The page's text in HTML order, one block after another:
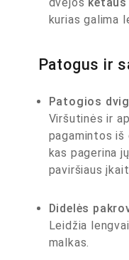
kurias galima
Patogus ir
Patogios
Viršutinės ir
pagamintos iš
kas pagerina
paviršiaus
Didelės
Leidžia
malkas.